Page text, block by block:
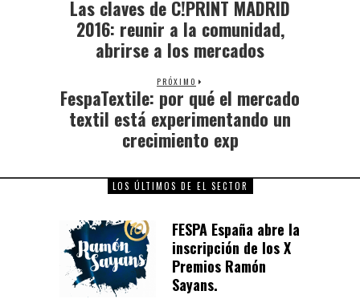
Las claves de C!PRINT MADRID
2016: reunir a la comunidad,
abrirse a los mercados
PRÓXIMO
FespaTextile: por qué el mercado
textil está experimentando un
crecimiento exp
LOS ÚLTIMOS DE EL SECTOR
FESPA España abre la
inscripción de los X
Premios Ramón
Sayans.